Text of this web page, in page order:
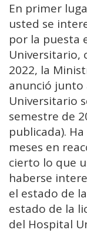
En primer
usted se
por la puesta
Universitario,
2022, la
anunció junto
Universitario
semestre de
publicada).
meses en
cierto lo que
haberse
el estado de
estado de la
del Hospital